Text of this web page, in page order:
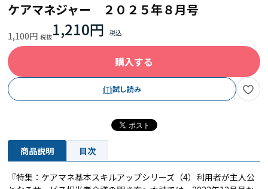
ケアマネジャー ２０２５年８月号
1,100円 1,210円
購入する
試し読み
商品説明 目次
『特集：ケアマネ基本スキルアップシリーズ（4）利用者が主人公